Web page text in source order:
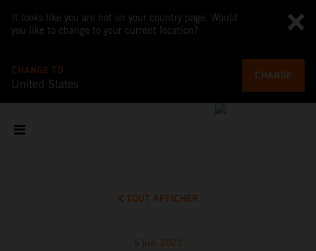
It looks like you are not on your country page. Would
you like to change to your current location?
CHANGE TO
United States
CHANGE
TOUT AFFICHER
5 juil. 2022